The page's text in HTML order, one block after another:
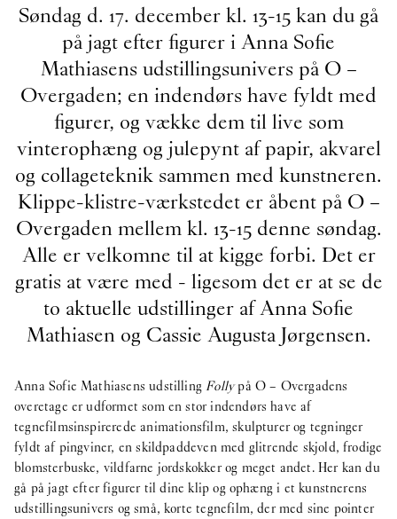
Søndag d. 17. december kl. 13-15 kan du gå
på jagt efter figurer i Anna Sofie
Mathiasens udstillingsunivers på O –
Overgaden; en indendørs have fyldt med
figurer, og vække dem til live som
vinterophæng og julepynt af papir, akvarel
og collageteknik sammen med kunstneren.
Klippe-klistre-værkstedet er åbent på O –
Overgaden mellem kl. 13-15 denne søndag.
Alle er velkomne til at kigge forbi. Det er
gratis at være med - ligesom det er at se de
to aktuelle udstillinger af Anna Sofie
Mathiasen og Cassie Augusta Jørgensen.
Anna Sofie Mathiasens udstillingFollypå O – Overgadens
overetage er udformet som en stor indendørs have af
tegnefilmsinspirerede animationsfilm, skulpturer og tegninger
fyldt af pingviner, en skildpaddeven med glitrende skjold, frodige
blomsterbuske, vildfarne jordskokker og meget andet. Her kan du
gå på jagt efter figurer til dine klip og ophæng i et kunstnerens
udstillingsunivers og små, korte tegnefilm, der med sine pointer